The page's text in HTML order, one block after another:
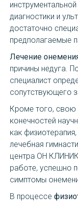
диагностики и
достаточно
предполагаемые
Лечение
причины недуга.
специалист
сопутствующего
Кроме того, свою
конечностей
как
лечебная
центра ОН
работе, успешно
симптомы
В процессе